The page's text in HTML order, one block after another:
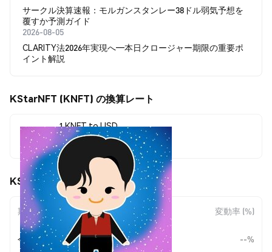
サークル決算速報：モルガンスタンレー38ドル弱気予想を
覆すか予測ガイド
2026-08-05
CLARITY法2026年実現へ―本日クロージャー期限の重要ポ
イント解説
KStarNFT (KNFT) の換算レート
1 KNFT to USD
$0.00000799
KStarNFT (KNFT) の価格変動
期間 金額変動 変動率 (%)
今日 -- --%